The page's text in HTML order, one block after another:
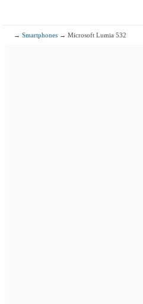
→Smartphones → Microsoft Lumia 532